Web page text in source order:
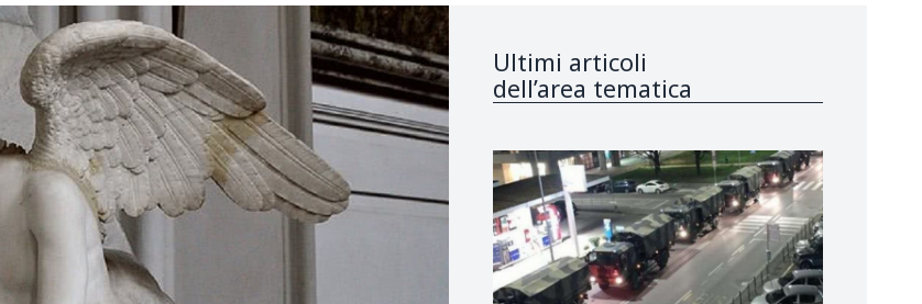
Ultimi articoli
dell’area tematica